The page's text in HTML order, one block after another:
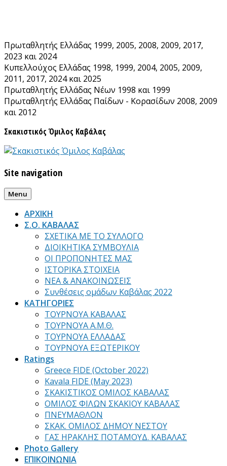
Πρωταθλητής Ελλάδας 1999, 2005, 2008, 2009, 2017,
2023 και 2024
Κυπελλούχος Ελλάδας 1998, 1999, 2004, 2005, 2009,
2011, 2017, 2024 και 2025
Πρωταθλητής Ελλάδας Νέων 1998 και 1999
Πρωταθλητής Ελλάδας Παίδων - Κορασίδων 2008, 2009
και 2012
Σκακιστικός Όμιλος Καβάλας
Site navigation
Menu
ΑΡΧΙΚΗ
Σ.Ο. ΚΑΒΑΛΑΣ
ΣΧΕΤΙΚΑ ΜΕ ΤΟ ΣΥΛΛΟΓΟ
ΔΙΟΙΚΗΤΙΚΑ ΣΥΜΒΟΥΛΙΑ
ΟΙ ΠΡΟΠΟΝΗΤΕΣ ΜΑΣ
ΙΣΤΟΡΙΚΑ ΣΤΟΙΧΕΙΑ
ΝΕΑ & ΑΝΑΚΟΙΝΩΣΕΙΣ
Συνθέσεις ομάδων Καβάλας 2022
ΚΑΤΗΓΟΡΙΕΣ
ΤΟΥΡΝΟΥΑ ΚΑΒΑΛΑΣ
ΤΟΥΡΝΟΥΑ Α.Μ.Θ.
ΤΟΥΡΝΟΥΑ ΕΛΛΑΔΑΣ
ΤΟΥΡΝΟΥΑ ΕΞΩΤΕΡΙΚΟΥ
Ratings
Greece FIDE (October 2022)
Kavala FIDE (May 2023)
ΣΚΑΚΙΣΤΙΚΟΣ ΟΜΙΛΟΣ ΚΑΒΑΛΑΣ
ΟΜΙΛΟΣ ΦΙΛΩΝ ΣΚΑΚΙΟΥ ΚΑΒΑΛΑΣ
ΠΝΕΥΜΑΘΛΟΝ
ΣΚΑΚ. ΟΜΙΛΟΣ ΔΗΜΟΥ ΝΕΣΤΟΥ
ΓΑΣ ΗΡΑΚΛΗΣ ΠΟΤΑΜΟΥΔ. ΚΑΒΑΛΑΣ
Photo Gallery
ΕΠΙΚΟΙΝΩΝΙΑ